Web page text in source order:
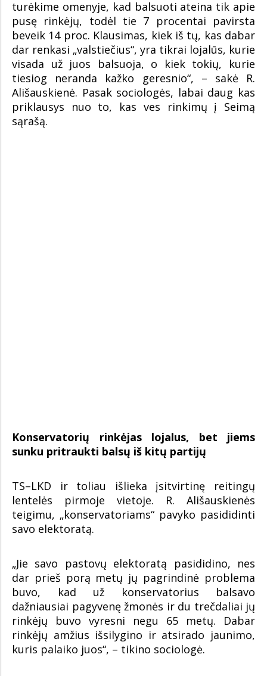
turėkime omenyje, kad balsuoti ateina tik apie
pusę rinkėjų, todėl tie 7 procentai pavirsta
beveik 14 proc. Klausimas, kiek iš tų, kas dabar
dar renkasi „valstiečius“, yra tikrai lojalūs, kurie
visada už juos balsuoja, o kiek tokių, kurie
tiesiog neranda kažko geresnio“, – sakė R.
Ališauskienė. Pasak sociologės, labai daug kas
priklausys nuo to, kas ves rinkimų į Seimą
sąrašą.
Konservatorių rinkėjas lojalus, bet jiems
sunku pritraukti balsų iš kitų partijų
TS–LKD ir toliau išlieka įsitvirtinę reitingų
lentelės pirmoje vietoje. R. Ališauskienės
teigimu, „konservatoriams“ pavyko pasididinti
savo elektoratą.
„Jie savo pastovų elektoratą pasididino, nes
dar prieš porą metų jų pagrindinė problema
buvo, kad už konservatorius balsavo
dažniausiai pagyvenę žmonės ir du trečdaliai jų
rinkėjų buvo vyresni negu 65 metų. Dabar
rinkėjų amžius išsilygino ir atsirado jaunimo,
kuris palaiko juos“, – tikino sociologė.